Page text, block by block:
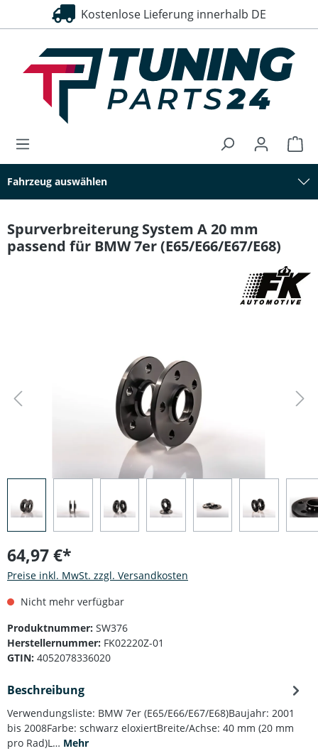
springen Kostenlose Lieferung innerhalb DE
Fahrzeug auswählen
Spurverbreiterung System A 20 mm
passend für BMW 7er (E65/E66/E67/E68)
64,97 €*
Preise inkl. MwSt. zzgl. Versandkosten
Nicht mehr verfügbar
Produktnummer: SW376
Herstellernummer: FK02220Z-01
GTIN: 4052078336020
Beschreibung
Verwendungsliste: BMW 7er (E65/E66/E67/E68)Baujahr: 2001
bis 2008Farbe: schwarz eloxiertBreite/Achse: 40 mm (20 mm
pro Rad)L… Mehr